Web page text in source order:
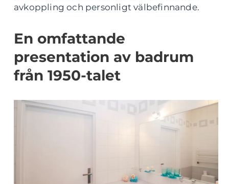
avkoppling och personligt välbefinnande.
En omfattande
presentation av badrum
från 1950-talet